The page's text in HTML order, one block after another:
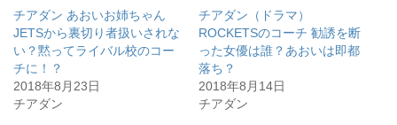
て
T
w
i
t
t
e
r
で
共
o
k
で
共
有
る
に
チアダン あおいお姉ちゃん
JETSから裏切り者扱いされな
い？黙ってライバル校のコー
チに！？
2018年8月23日
チアダン
チアダン（ドラマ）
ROCKETSのコーチ 勧誘を断
った女優は誰？あおいは即都
落ち？
2018年8月14日
チアダン